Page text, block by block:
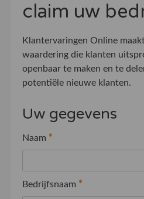
claim uw
Klantervaringen Online
waardering die klanten
openbaar te maken en te
potentiële nieuwe klanten.
Uw gegevens
Naam *
Bedrijfsnaam *